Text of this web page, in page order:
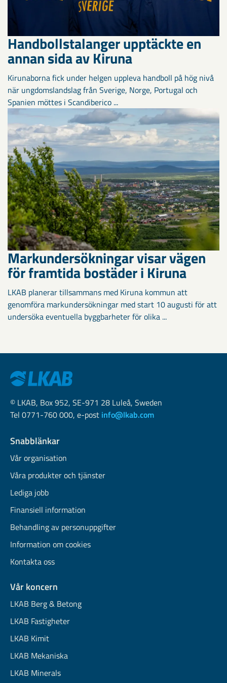
Handbollstalanger upptäckte en
annan sida av Kiruna
Kirunaborna fick under helgen uppleva handboll på hög nivå
när ungdomslandslag från Sverige, Norge, Portugal och
Spanien möttes i Scandiberico ...
Markundersökningar visar vägen
för framtida bostäder i Kiruna
LKAB planerar tillsammans med Kiruna kommun att
genomföra markundersökningar med start 10 augusti för att
undersöka eventuella byggbarheter för olika ...
© LKAB, Box 952, SE-971 28 Luleå, Sweden
Tel 0771-760 000, e-post info@lkab.com
Snabblänkar
Vår organisation
Våra produkter och tjänster
Lediga jobb
Finansiell information
Behandling av personuppgifter
Information om cookies
Kontakta oss
Vår koncern
LKAB Berg & Betong
LKAB Fastigheter
LKAB Kimit
LKAB Mekaniska
LKAB Minerals